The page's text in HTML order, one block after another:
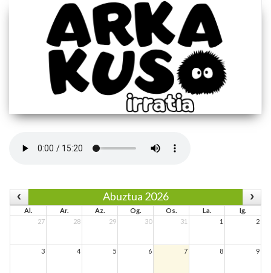
Abuztua 2026
Al. Ar. Az. Og. Os. La.
Ig.
27
28 29 30 31 1 2
3 4 5 6 7 8 9